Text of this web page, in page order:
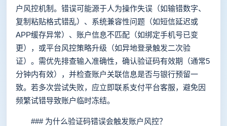
户风控机制。错误可能源于人为操作失误（如输错数字、
复制粘贴格式错乱）、系统兼容性问题（如短信延迟或
APP缓存异常）、账户信息不匹配（如绑定手机号已变
更），或平台风控策略升级（如异地登录触发二次验
证）。需优先排查输入准确性，确认验证码有效期（通常5
分钟内有效），并检查账户关联信息是否与银行预留一
致。若多次尝试失败，应立即联系支付平台客服，避免因
频繁试错导致账户临时冻结。
### 为什么验证码错误会触发账户风控？